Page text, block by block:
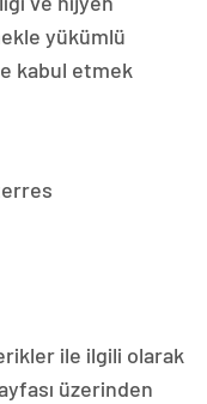
yükümlü
kabul etmek
ile ilgili olarak
üzerinden